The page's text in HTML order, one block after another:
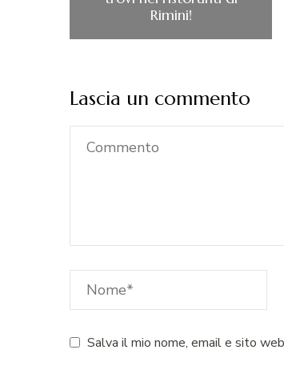
Rimini!
Lascia un commento
Salva il mio nome, email e sito